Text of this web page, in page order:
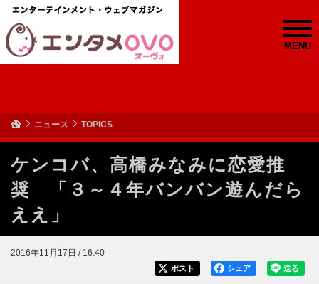
MENU
ニュース TOPICS
ケンコバ、高橋みなみに恋愛推
奨 「３～４年バンバン遊んだら
ええ」
2016年11月17日 / 16:40
送る
シェア
ポスト